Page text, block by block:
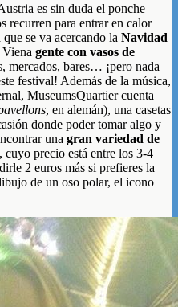
es sin duda el ponche
recurren para entrar en calor
se va acercando la Navidad
Viena gente con vasos de
mercados, bares… ¡pero nada
festival! Además de la música,
MuseumsQuartier cuenta
, en alemán), una casetas
donde poder tomar algo y
una gran variedad de
, cuyo precio está entre los 3-4
2 euros más si prefieres la
de un oso polar, el icono